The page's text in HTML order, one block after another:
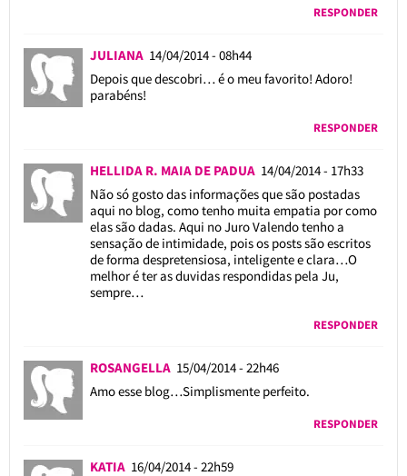
RESPONDER
JULIANA 14/04/2014 - 08h44
Depois que descobri… é o meu favorito! Adoro!
parabéns!
RESPONDER
HELLIDA R. MAIA DE PADUA 14/04/2014 - 17h33
Não só gosto das informações que são postadas
aqui no blog, como tenho muita empatia por como
elas são dadas. Aqui no Juro Valendo tenho a
sensação de intimidade, pois os posts são escritos
de forma despretensiosa, inteligente e clara…O
melhor é ter as duvidas respondidas pela Ju,
sempre…
RESPONDER
ROSANGELLA 15/04/2014 - 22h46
Amo esse blog…Simplismente perfeito.
RESPONDER
KATIA 16/04/2014 - 22h59